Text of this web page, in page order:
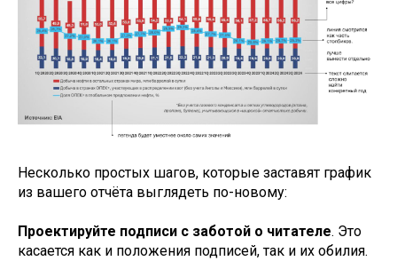
Несколько простых шагов, которые заставят график
из вашего отчёта выглядеть по-новому:
Проектируйте подписи с заботой о читателе. Это
касается как и положения подписей, так и их обилия.